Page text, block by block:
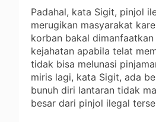
Padahal, kata Sigit, pinjol
merugikan masyarakat
korban bakal
kejahatan apabila telat
tidak bisa melunasi
miris lagi, kata Sigit, ada
bunuh diri lantaran tidak
besar dari pinjol ilegal